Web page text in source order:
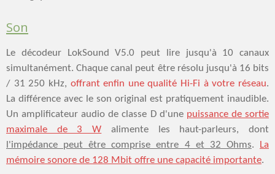
Son
Le décodeur LokSound V5.0 peut lire jusqu'à 10 canaux
simultanément. Chaque canal peut être résolu jusqu'à 16 bits
/ 31 250 kHz, offrant enfin une qualité Hi-Fi à votre réseau.
La différence avec le son original est pratiquement inaudible.
Un amplificateur audio de classe D d'une puissance de sortie
maximale de 3 W alimente les haut-parleurs, dont
l'impédance peut être comprise entre 4 et 32 ​​Ohms.
La
mémoire sonore de 128 Mbit offre une capacité importante.